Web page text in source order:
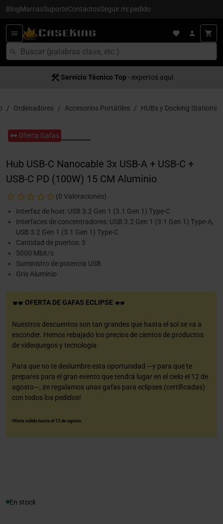
BlogMarcasSuporteContactosSeguir mi pedido
Servício Técnico Top - expertos aquí
Ordenadores Accesorios Portátiles HUBs y Docking Stations
🕶️ Oferta Gafas
Hub USB-C Nanocable 3x USB-A + USB-C +
USB-C PD (100W) 15 CM Aluminio
(0 Valoraciones)
Interfaz de host: USB 3.2 Gen 1 (3.1 Gen 1) Type-C
Interfaces de concentradores: USB 3.2 Gen 1 (3.1 Gen 1) Type-A,
USB 3.2 Gen 1 (3.1 Gen 1) Type-C
Cantidad de puertos: 5
5000 Mbit/s
Suministro de potencia USB
Gris Aluminio
OFERTA DE GAFAS ECLIPSE
Nuestros descuentos son tan grandes que hasta el sol se va a
esconder. Hemos rebajado los precios de cientos de productos
de videojuegos y tecnología.
Para que no te deslumbre esta oportunidad —y para que te
prepares para el gran evento que tendrá lugar en el cielo el 12 de
agosto—, ¡te regalamos unas gafas para eclipses (certificadas)
con todos los pedidos!
Oferta válida hasta el 12 de agosto.
En stock